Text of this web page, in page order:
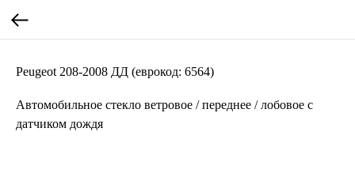
Peugeot 208-2008 ДД (еврокод: 6564)
Автомобильное стекло ветровое / переднее / лобовое с
датчиком дождя